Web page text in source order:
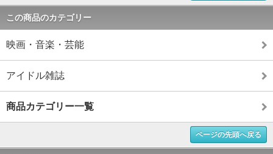
この商品のカテゴリー
映画・音楽・芸能
アイドル雑誌
商品カテゴリー一覧
ページの先頭へ戻る